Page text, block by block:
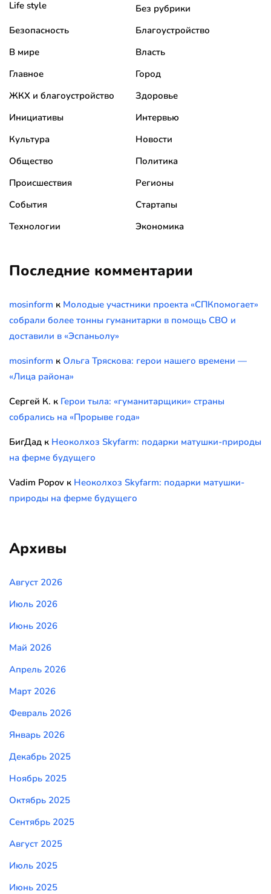
Life style
Без рубрики
Безопасность
Благоустройство
В мире
Власть
Главное
Город
ЖКХ и благоустройство
Здоровье
Инициативы
Интервью
Культура
Новости
Общество
Политика
Происшествия
Регионы
События
Стартапы
Технологии
Экономика
Последние комментарии
mosinform к Молодые участники проекта «СПКпомогает»
собрали более тонны гуманитарки в помощь СВО и
доставили в «Эспаньолу»
mosinform к Ольга Тряскова: герои нашего времени —
«Лица района»
Сергей К. к Герои тыла: «гуманитарщики» страны
собрались на «Прорыве года»
БигДад к Неоколхоз Skyfarm: подарки матушки-природы
на ферме будущего
Vadim Popov к Неоколхоз Skyfarm: подарки матушки-
природы на ферме будущего
Архивы
Август 2026
Июль 2026
Июнь 2026
Май 2026
Апрель 2026
Март 2026
Февраль 2026
Январь 2026
Декабрь 2025
Ноябрь 2025
Октябрь 2025
Сентябрь 2025
Август 2025
Июль 2025
Июнь 2025